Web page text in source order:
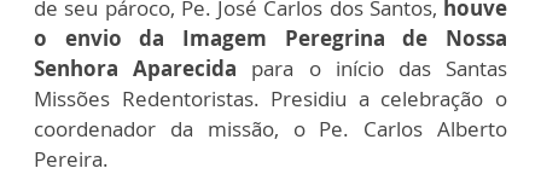
de seu pároco, Pe. José Carlos dos Santos, houve
o envio da Imagem Peregrina de Nossa
Senhora Aparecida para o início das Santas
Missões Redentoristas. Presidiu a celebração o
coordenador da missão, o Pe. Carlos Alberto
Pereira.